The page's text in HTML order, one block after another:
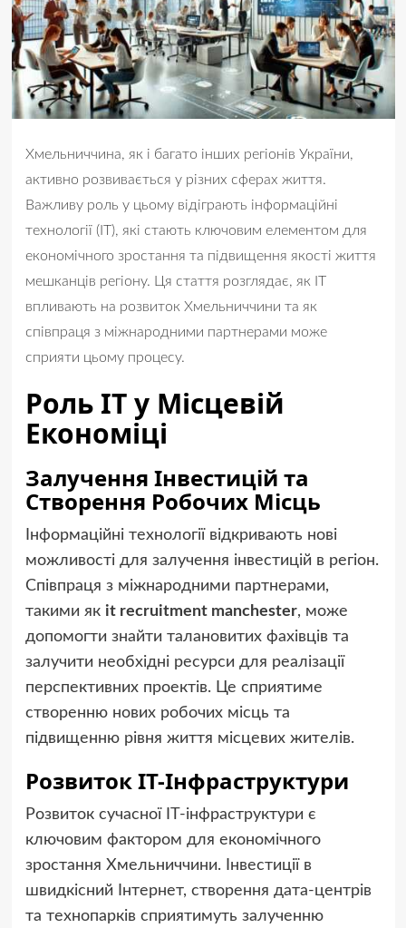
Хмельниччина, як і багато інших регіонів України,
активно розвивається у різних сферах життя.
Важливу роль у цьому відіграють інформаційні
технології (ІТ), які стають ключовим елементом для
економічного зростання та підвищення якості життя
мешканців регіону. Ця стаття розглядає, як ІТ
впливають на розвиток Хмельниччини та як
співпраця з міжнародними партнерами може
сприяти цьому процесу.
Роль ІТ у Місцевій
Економіці
Залучення Інвестицій та
Створення Робочих Місць
Інформаційні технології відкривають нові
можливості для залучення інвестицій в регіон.
Співпраця з міжнародними партнерами,
такими як it recruitment manchester, може
допомогти знайти талановитих фахівців та
залучити необхідні ресурси для реалізації
перспективних проектів. Це сприятиме
створенню нових робочих місць та
підвищенню рівня життя місцевих жителів.
Розвиток ІТ-Інфраструктури
Розвиток сучасної ІТ-інфраструктури є
ключовим фактором для економічного
зростання Хмельниччини. Інвестиції в
швидкісний Інтернет, створення дата-центрів
та технопарків сприятимуть залученню